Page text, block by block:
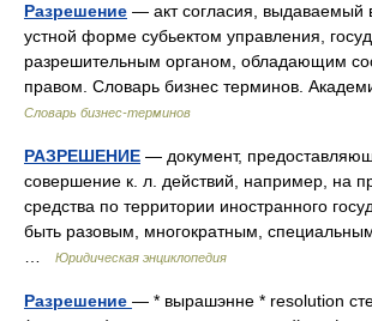
Разрешение — акт согласия, выдаваемый
устной форме субьектом управления,
разрешительным органом, обладающим
правом. Словарь бизнес терминов.
Словарь бизнес-терминов
РАЗРЕШЕНИЕ — документ,
совершение к. л. действий, например, на
средства по территории иностранного
быть разовым, многократным,
Юридическая энциклопедия
Разрешение — * вырашэнне * resolution